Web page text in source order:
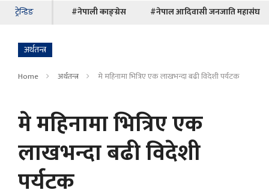
ट्रेन्डिङ #नेपाली काङ्ग्रेस #नेपाल आदिवासी जनजाति महासंघ
अर्थतन्त्र
Home अर्थतन्त्र मे महिनामा भित्रिए एक लाखभन्दा बढी विदेशी पर्यटक
मे महिनामा भित्रिए एक
लाखभन्दा बढी विदेशी
पर्यटक